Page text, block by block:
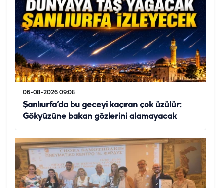
06-08-2026 09:08
Şanlıurfa’da bu geceyi kaçıran çok üzülür:
Gökyüzüne bakan gözlerini alamayacak